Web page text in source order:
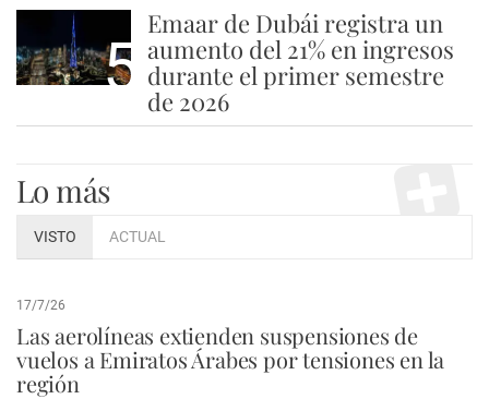
5
Emaar de Dubái registra un
aumento del 21% en ingresos
durante el primer semestre
de 2026
Lo más
VISTO ACTUAL
17/7/26
Las aerolíneas extienden suspensiones de
vuelos a Emiratos Árabes por tensiones en la
región